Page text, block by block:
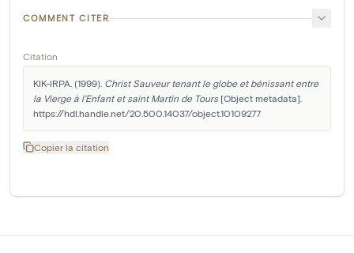
COMMENT CITER
Citation
KIK-IRPA. (1999). Christ Sauveur tenant le globe et bénissant entre
la Vierge à l'Enfant et saint Martin de Tours [Object metadata].
https://hdl.handle.net/20.500.14037/object.10109277
Copier la citation